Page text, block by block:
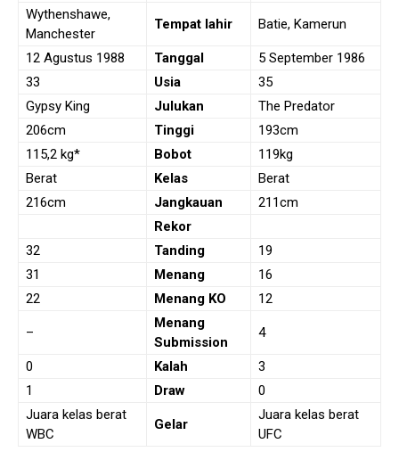
Wythenshawe,
Manchester
Tempat lahir Batie, Kamerun
12 Agustus 1988 Tanggal
5 September 1986
33
Usia
35
Gypsy King
Julukan
The Predator
206cm
Tinggi
193cm
115,2 kg*
Bobot
119kg
Berat
Kelas
Berat
216cm
Jangkauan
211cm
Rekor
32
Tanding
19
31
Menang
16
22
Menang KO 12
–
Menang
Submission
4
0 Kalah
3
1
Draw
0
Juara kelas berat
WBC
Gelar
Juara kelas berat
UFC